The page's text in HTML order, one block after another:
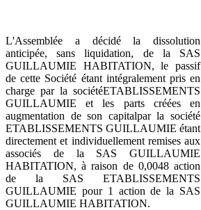
L'Assemblée a décidé la dissolution
anticipée, sans liquidation, de la SAS
GUILLAUMIE HABITATION, le passif
de cette Société étant intégralement pris en
charge par la sociétéETABLISSEMENTS
GUILLAUMIE et les parts créées en
augmentation de son capitalpar la société
ETABLISSEMENTS GUILLAUMIE étant
directement et individuellement remises aux
associés de la SAS GUILLAUMIE
HABITATION, à raison de 0,0048 action
de la SAS ETABLISSEMENTS
GUILLAUMIE pour 1 action de la SAS
GUILLAUMIE HABITATION.